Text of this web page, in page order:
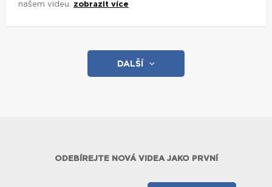
našem videu. zobrazit více
DALŠÍ
ODEBÍREJTE NOVÁ VIDEA JAKO PRVNÍ